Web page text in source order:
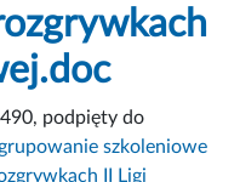
podpięty do
szkoleniowe
II Ligi